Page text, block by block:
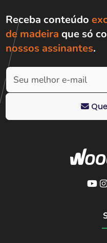
Receba conteúdo
de madeira que só
nossos assinantes.